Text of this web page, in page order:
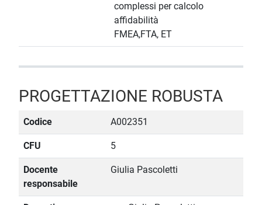
complessi per calcolo
affidabilità
FMEA,FTA, ET
PROGETTAZIONE ROBUSTA
Codice A002351
CFU 5
Docente
responsabile
Giulia Pascoletti